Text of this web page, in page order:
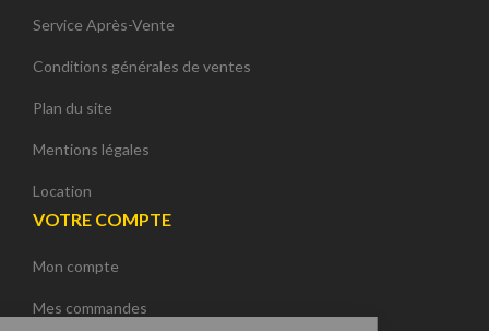
Service Après-Vente
Conditions générales de ventes
Plan du site
Mentions légales
Location
VOTRE COMPTE
Mon compte
Mes commandes